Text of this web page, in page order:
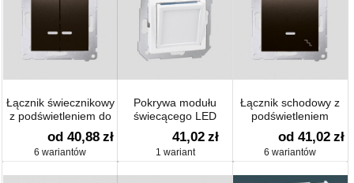
Łącznik świecznikowy
z podświetleniem do
wersji IP44 (moduł) 10
AX
od 40,88 zł
6 wariantów
Pokrywa modułu
świecącego LED
41,02 zł
1 wariant
Łącznik schodowy z
podświetleniem
(moduł) 10 AX
od 41,02 zł
6 wariantów